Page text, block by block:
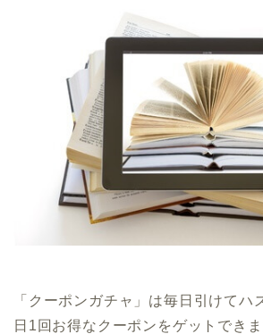
「クーポンガチャ」は毎日引けてハ
日1回お得なクーポンをゲットできま